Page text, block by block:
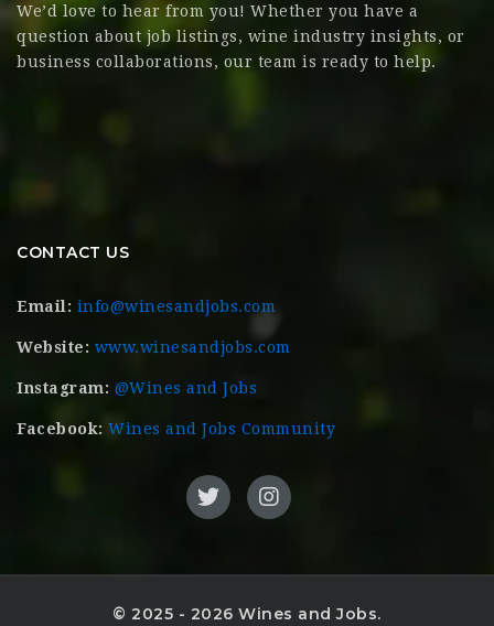
We’d love to hear from you! Whether you have a
question about job listings, wine industry insights, or
business collaborations, our team is ready to help.
CONTACT US
Email: info@winesandjobs.com
Website: www.winesandjobs.com
Instagram: @Wines and Jobs
Facebook: Wines and Jobs Community
© 2025 - 2026 Wines and Jobs.